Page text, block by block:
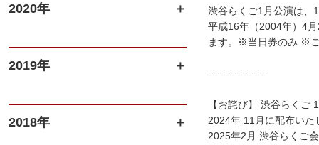
2020年
2019年
2018年
渋谷らくご1月公演は、
平成16年（2004年）4
ます。※当日券のみ ※
==========
【お詫び】 渋谷らくご
2024年 11月に配布いた
2025年2月 渋谷らくご